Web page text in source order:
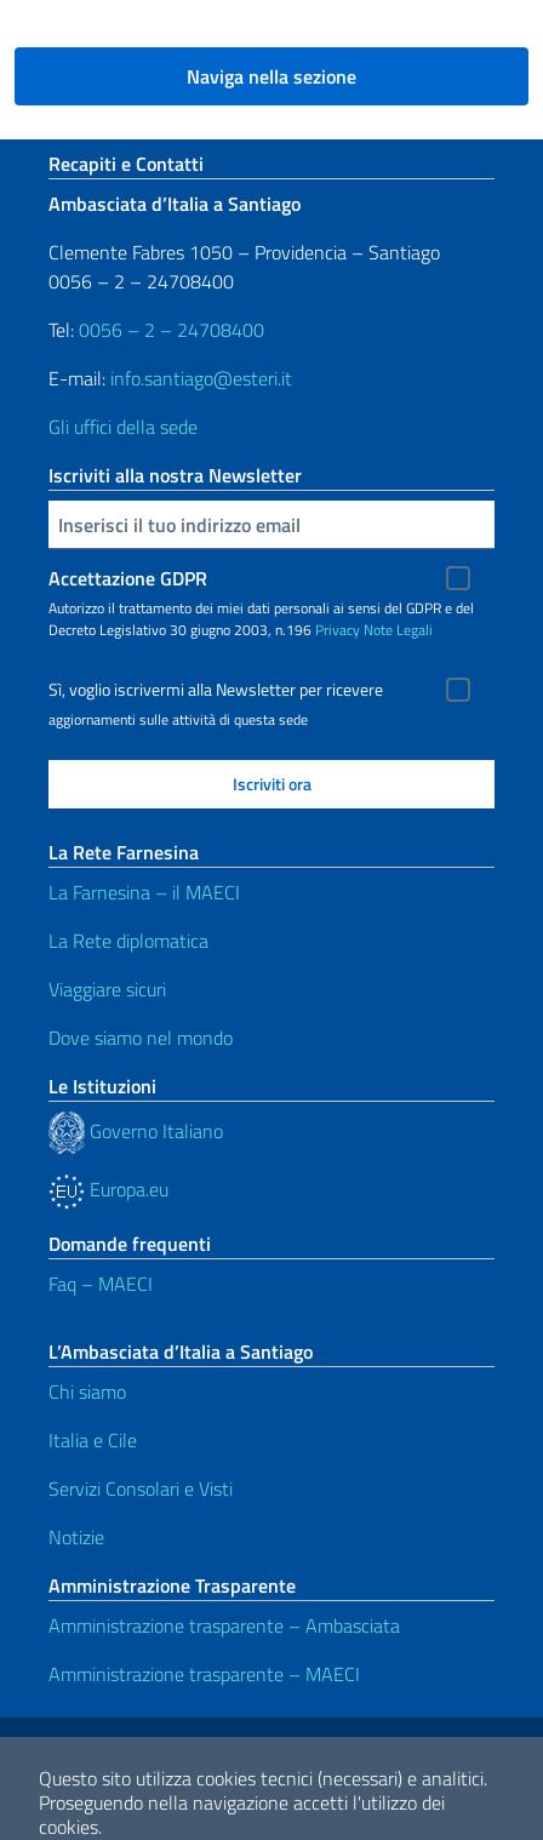
Questo sito utilizza cookies tecnici (necessari) e analitici.
Proseguendo nella navigazione accetti l'utilizzo dei
cookies.
Naviga nella sezione
Sezione footer
Recapiti e Contatti
Ambasciata d’Italia a Santiago
Clemente Fabres 1050 – Providencia – Santiago
0056 – 2 – 24708400
Tel:0056 – 2 – 24708400
E-mail: info.santiago@esteri.it
Gli uffici della sede
Iscriviti alla nostra Newsletter
Inserisci la tua email
Accettazione GDPR
Autorizzo il trattamento dei miei dati personali ai sensi del GDPR e del
Decreto Legislativo 30 giugno 2003, n.196 Privacy Note Legali
Sì, voglio iscrivermi alla Newsletter per ricevere
aggiornamenti sulle attività di questa sede
La Rete Farnesina
La Farnesina – il MAECI
La Rete diplomatica
Viaggiare sicuri
Dove siamo nel mondo
Le Istituzioni
Governo Italiano
Europa.eu
Domande frequenti
Faq – MAECI
L’Ambasciata d’Italia a Santiago
Chi siamo
Italia e Cile
Servizi Consolari e Visti
Notizie
Amministrazione Trasparente
Amministrazione trasparente – Ambasciata
Amministrazione trasparente – MAECI
Link Utili